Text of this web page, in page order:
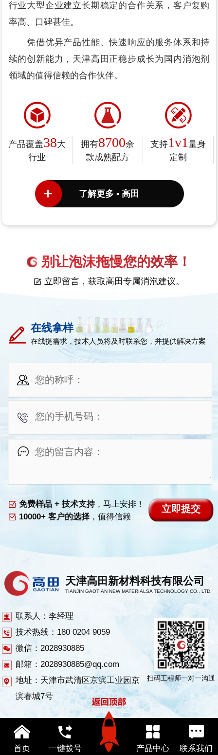
行业大型企业建立长期稳定的合作关系，客户复购
率高、口碑甚佳。
凭借优异产品性能、快速响应的服务体系和持
续的创新能力，天津高田正稳步成长为国内消泡剂
领域的值得信赖的合作伙伴。
产品覆盖38大
行业
拥有8700余
款成熟配方
支持1v1 量身
定制
了解更多 • 高田
别让泡沫拖慢您的效率！
立即留言，获取高田专属消泡建议。
在线拿样
在线提需求，技术人员将及时联系您，并提供解决方案
免费样品 + 技术支持，马上安排！
10000+ 客户的选择，值得信赖
天津高田新材料科技有限公司
TIANJIN GAOTIAN NEW MATERIALSA TECHNOLOGY CO., LTD.
联系人：李经理
技术热线：180 0204 9059
微信：2028930885
邮箱：2028930885@qq.com
地址：天津市武清区京滨工业园京
滨睿城7号
扫码工程师一对一沟通
首页 一键拨号 产品中心 联系我们